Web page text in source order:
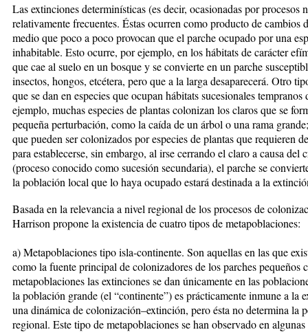
Las extinciones determinísticas (es decir, ocasionadas por procesos
relativamente frecuentes. Éstas ocurren como producto de cambios
medio que poco a poco provocan que el parche ocupado por una
inhabitable. Esto ocurre, por ejemplo, en los hábitats de carácter
que cae al suelo en un bosque y se convierte en un parche
insectos, hongos, etcétera, pero que a la larga desaparecerá. Otro
que se dan en especies que ocupan hábitats sucesionales
ejemplo, muchas especies de plantas colonizan los claros que se
pequeña perturbación, como la caída de un árbol o una rama
que pueden ser colonizados por especies de plantas que requieren
para establecerse, sin embargo, al irse cerrando el claro a causa del
(proceso conocido como sucesión secundaria), el parche se
la población local que lo haya ocupado estará destinada a la
Basada en la relevancia a nivel regional de los procesos de
Harrison propone la existencia de cuatro tipos de metapoblaciones:
a) Metapoblaciones tipo isla-continente. Son aquellas en las que
como la fuente principal de colonizadores de los parches pequeños
metapoblaciones las extinciones se dan únicamente en las
la población grande (el “continente”) es prácticamente inmune a la
una dinámica de colonización–extinción, pero ésta no determina la
regional. Este tipo de metapoblaciones se han observado en algunas